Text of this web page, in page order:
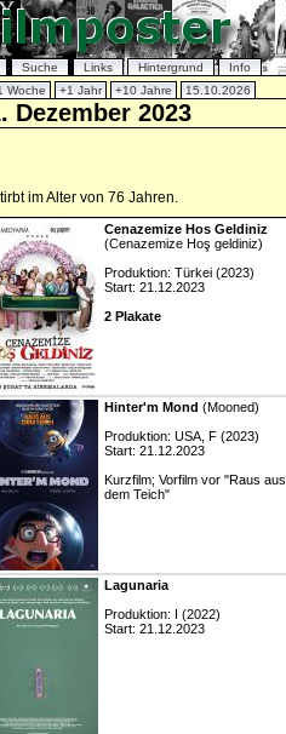
Suche Links Hintergrund
Info
Woche +1 Jahr +10 Jahre 15.10.2026
Dezember 2023
im Alter von 76 Jahren.
Cenazemize Hos Geldiniz
(Cenazemize Hoş geldiniz)
Produktion: Türkei (2023)
Start: 21.12.2023
2 Plakate
Hinter'm Mond (Mooned)
Produktion: USA, F (2023)
Start: 21.12.2023
Kurzfilm; Vorfilm vor "Raus aus
dem Teich"
Lagunaria
Produktion: I (2022)
Start: 21.12.2023